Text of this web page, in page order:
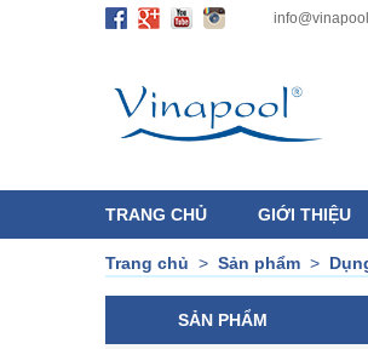
TRANG CHỦ GIỚI THIỆU
Trang chủ > Sản phẩm >
SẢN PHẨM